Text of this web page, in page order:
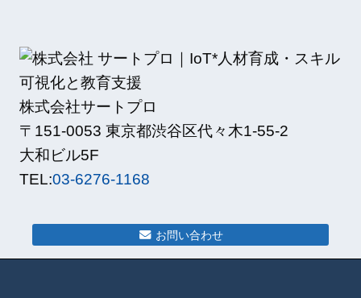
株式会社サートプロ
〒151-0053 東京都渋谷区代々木1-55-2
大和ビル5F
TEL:03-6276-1168
お問い合わせ